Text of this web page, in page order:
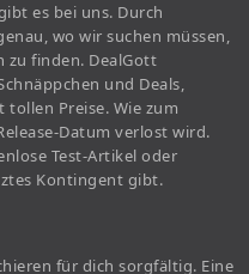
es bei uns. Durch
wo wir suchen müssen,
zu finden. DealGott
und Deals,
tollen Preise. Wie zum
Datum verlost wird.
Test-Artikel oder
Kontingent gibt.
für dich sorgfältig. Eine